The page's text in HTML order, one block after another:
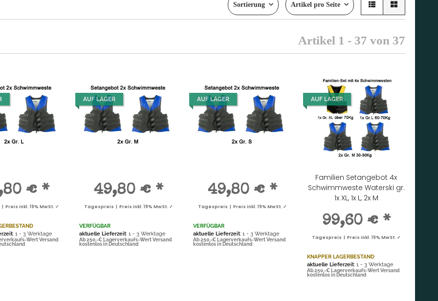
Sortierung Artikel pro Seite
Artikel 1 - 37 von 37
€ *
Preis inkl. 19% MwSt. ✓
: 1 - 3 Werktage
Wert Versand
AUF LAGER
49,80 € *
Tagespreis | Preis inkl. 19% MwSt. ✓
VERFÜGBAR
aktuelle Lieferzeit: 1 - 3 Werktage
Ab 250,-€ Lagerverkaufs-Wert Versand
kostenlos in Deutschland
AUF LAGER
49,80 € *
Tagespreis | Preis inkl. 19% MwSt. ✓
VERFÜGBAR
aktuelle Lieferzeit: 1 - 3 Werktage
Ab 250,-€ Lagerverkaufs-Wert Versand
kostenlos in Deutschland
AUF LAGER
Familien Setangebot 4x
Schwimmweste Waterski gr.
1x XL, 1x L, 2x M
99,60 € *
Tagespreis | Preis inkl. 19% MwSt. ✓
KNAPPER LAGERBESTAND
aktuelle Lieferzeit: 1 - 3 Werktage
Ab 250,-€ Lagerverkaufs-Wert Versand
kostenlos in Deutschland
€*
✓
1,99 €
inkl. 19% MwSt. ✓
0,95 € *
inkl. 19% MwSt. ✓
inkl. 19% MwSt. ✓
Stück